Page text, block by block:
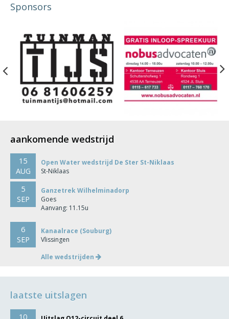
Sponsors
aankomende wedstrijd
15
AUG
Open Water wedstrijd De Ster St-Niklaas
St-Niklaas
5
SEP
Ganzetrek Wilhelminadorp
Goes
Aanvang: 11.15u
6
SEP
Kanaalrace (Souburg)
Vlissingen
Alle wedstrijden
laatste uitslagen
10